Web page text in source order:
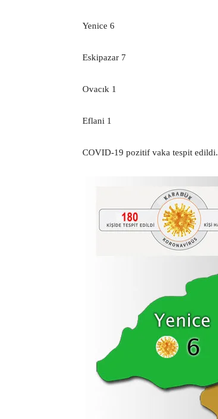
Yenice 6
Eskipazar 7
Ovacık 1
Eflani 1
COVID-19 pozitif vaka tespit edildi.